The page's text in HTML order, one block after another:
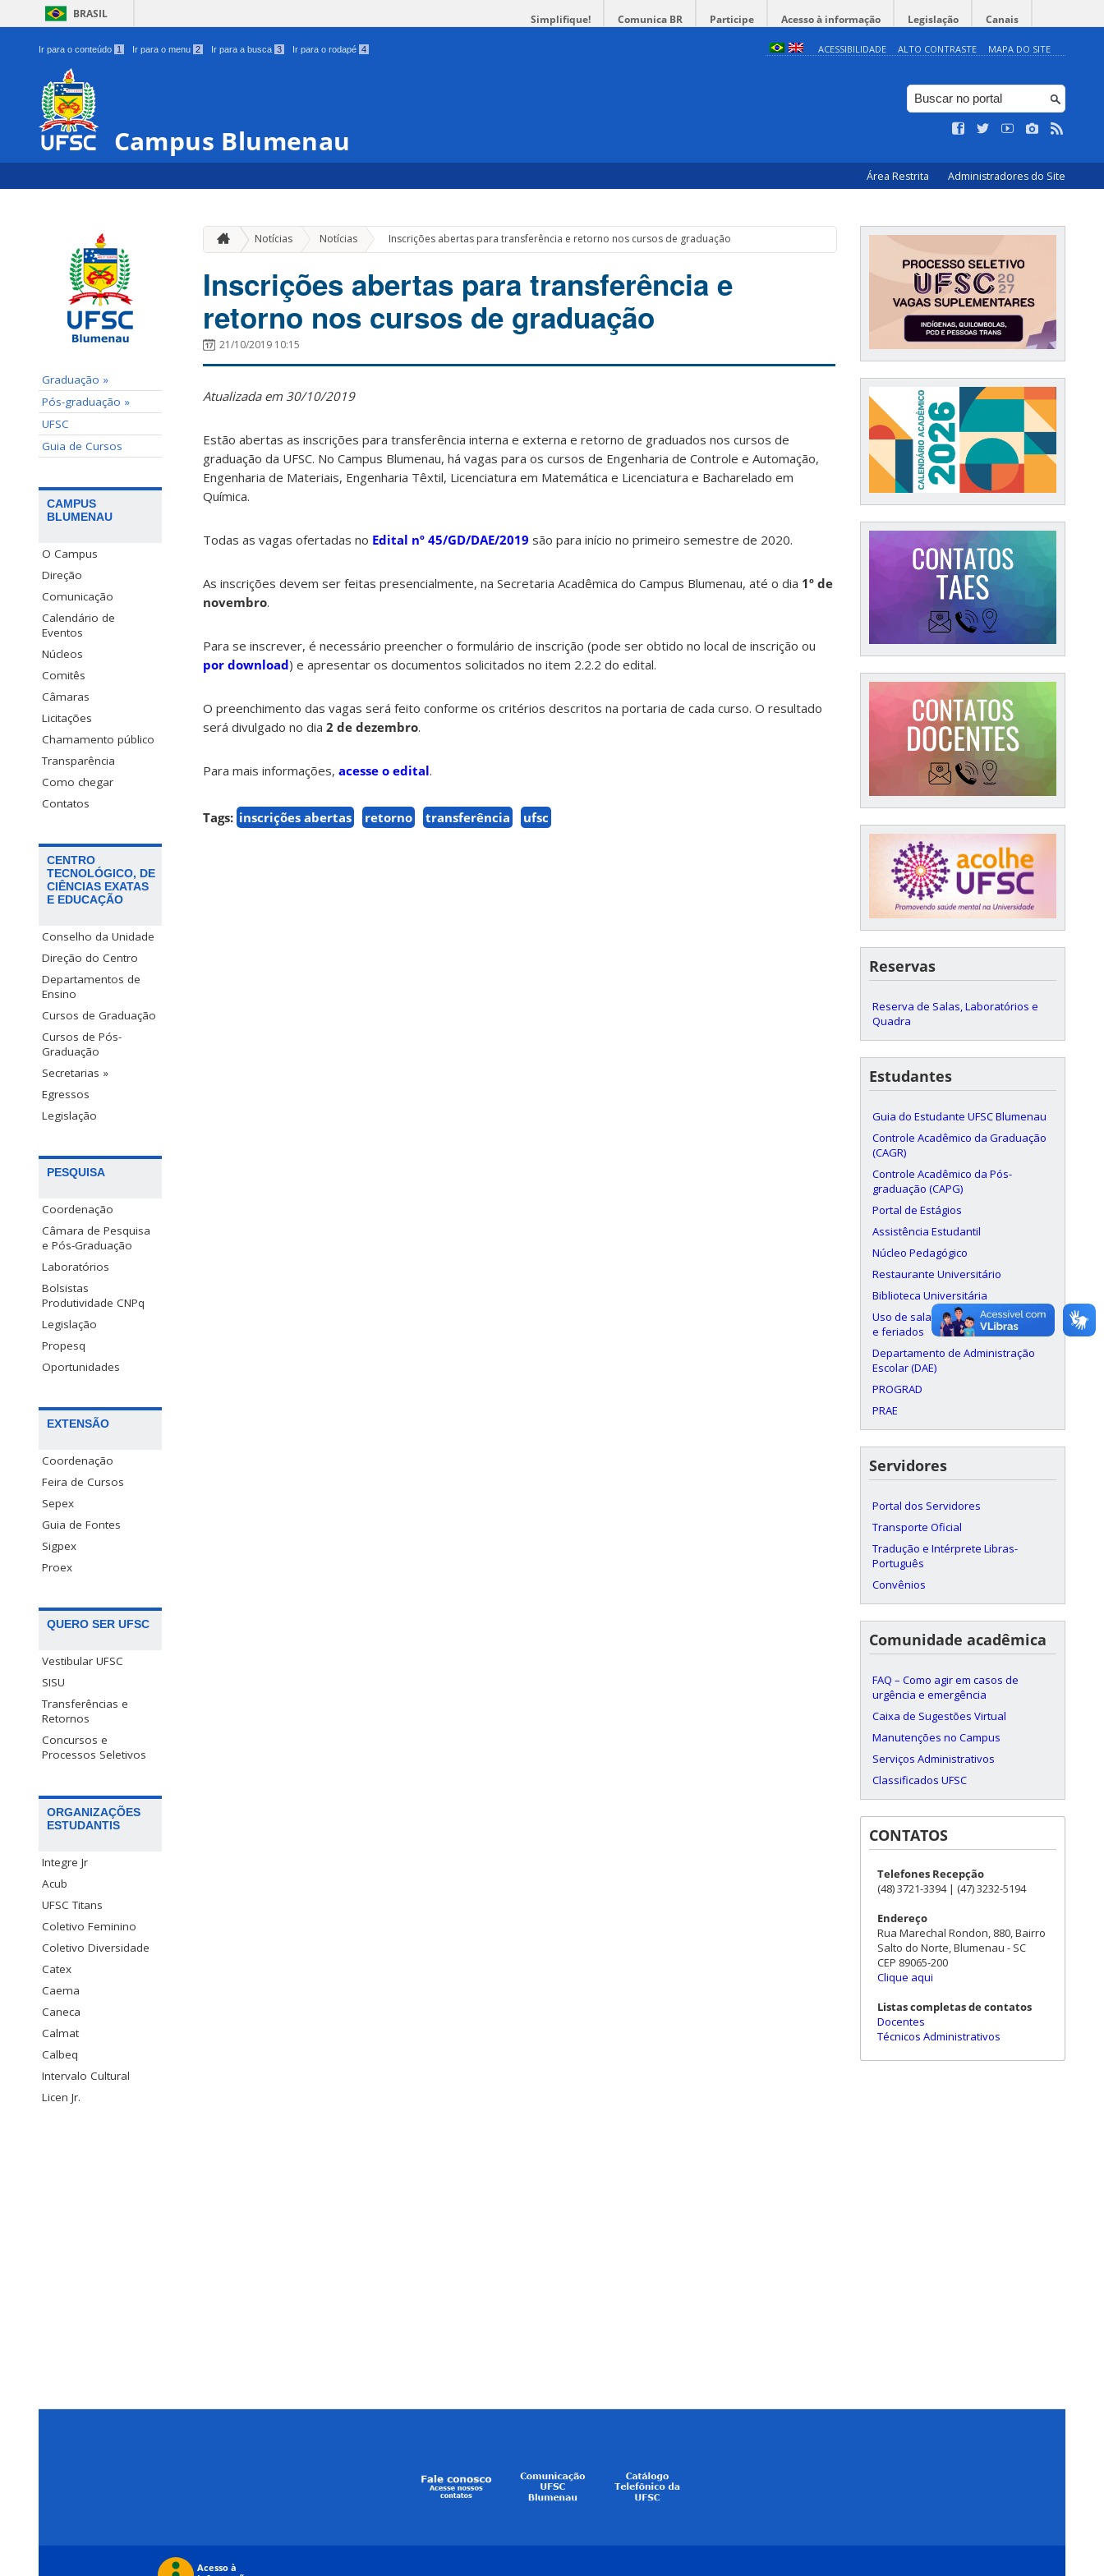
BRASIL Simplifique! Comunica BR Participe Acesso à informação Legislação Canais
Ir para o conteúdo 1 Ir para o menu 2 Ir para a busca 3 Ir para o rodapé 4 ACESSIBILIDADE ALTO CONTRASTE MAPA DO SITE
Campus Blumenau
Área Restrita Administradores do Site
Graduação »
Pós-graduação »
UFSC
Guia de Cursos
CAMPUS
BLUMENAU
O Campus
Direção
Comunicação
Calendário de
Eventos
Núcleos
Comitês
Câmaras
Licitações
Chamamento público
Transparência
Como chegar
Contatos
CENTRO
TECNOLÓGICO, DE
CIÊNCIAS EXATAS
E EDUCAÇÃO
Conselho da Unidade
Direção do Centro
Departamentos de
Ensino
Cursos de Graduação
Cursos de Pós-
Graduação
Secretarias »
Egressos
Legislação
PESQUISA
Coordenação
Câmara de Pesquisa
e Pós-Graduação
Laboratórios
Bolsistas
Produtividade CNPq
Legislação
Propesq
Oportunidades
EXTENSÃO
Coordenação
Feira de Cursos
Sepex
Guia de Fontes
Sigpex
Proex
QUERO SER UFSC
Vestibular UFSC
SISU
Transferências e
Retornos
Concursos e
Processos Seletivos
ORGANIZAÇÕES
ESTUDANTIS
Integre Jr
Acub
UFSC Titans
Coletivo Feminino
Coletivo Diversidade
Catex
Caema
Caneca
Calmat
Calbeq
Intervalo Cultural
Licen Jr.
Notícias Notícias » Inscrições abertas para transferência e retorno nos cursos de graduação
Inscrições abertas para transferência e
retorno nos cursos de graduação
21/10/2019 10:15
Atualizada em 30/10/2019
Estão abertas as inscrições para transferência interna e externa e retorno de graduados nos cursos de
graduação da UFSC. No Campus Blumenau, há vagas para os cursos de Engenharia de Controle e Automação,
Engenharia de Materiais, Engenharia Têxtil, Licenciatura em Matemática e Licenciatura e Bacharelado em
Química.
Todas as vagas ofertadas no Edital nº 45/GD/DAE/2019 são para início no primeiro semestre de 2020.
As inscrições devem ser feitas presencialmente, na Secretaria Acadêmica do Campus Blumenau, até o dia 1º de
novembro.
Para se inscrever, é necessário preencher o formulário de inscrição (pode ser obtido no local de inscrição ou
por download) e apresentar os documentos solicitados no item 2.2.2 do edital.
O preenchimento das vagas será feito conforme os critérios descritos na portaria de cada curso. O resultado
será divulgado no dia 2 de dezembro.
Para mais informações, acesse o edital.
Tags: inscrições abertas retorno transferência ufsc
Reservas
Reserva de Salas, Laboratórios e
Quadra
Estudantes
Guia do Estudante UFSC Blumenau
Controle Acadêmico da Graduação
(CAGR)
Controle Acadêmico da Pós-
graduação (CAPG)
Portal de Estágios
Assistência Estudantil
Núcleo Pedagógico
Restaurante Universitário
Biblioteca Universitária
Uso de salas aos finais de semana
e feriados
Departamento de Administração
Escolar (DAE)
PROGRAD
PRAE
Servidores
Portal dos Servidores
Transporte Oficial
Tradução e Intérprete Libras-
Português
Convênios
Comunidade acadêmica
FAQ – Como agir em casos de
urgência e emergência
Caixa de Sugestões Virtual
Manutenções no Campus
Serviços Administrativos
Classificados UFSC
CONTATOS
Telefones Recepção
(48) 3721-3394 | (47) 3232-5194
Endereço
Rua Marechal Rondon, 880, Bairro
Salto do Norte, Blumenau - SC
CEP 89065-200
Clique aqui
Listas completas de contatos
Docentes
Técnicos Administrativos